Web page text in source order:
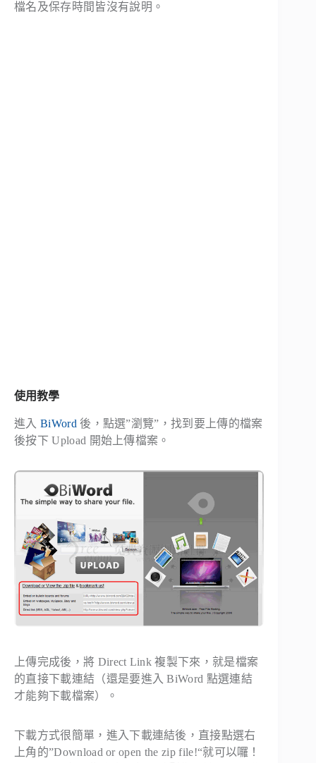
檔名及保存時間皆沒有說明。
使用教學
進入 BiWord 後，點選”瀏覽”，找到要上傳的檔案
後按下 Upload 開始上傳檔案。
上傳完成後，將 Direct Link 複製下來，就是檔案
的直接下載連結（還是要進入 BiWord 點選連結
才能夠下載檔案）。
下載方式很簡單，進入下載連結後，直接點選右
上角的”Download or open the zip file!“就可以囉！